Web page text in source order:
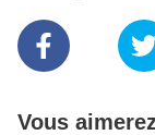
Vous